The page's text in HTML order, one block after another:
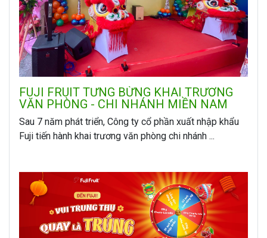
FUJI FRUIT TƯNG BỪNG KHAI TRƯƠNG
VĂN PHÒNG - CHI NHÁNH MIỀN NAM
Sau 7 năm phát triển, Công ty cổ phần xuất nhập khẩu
Fuji tiến hành khai trương văn phòng chi nhánh ...